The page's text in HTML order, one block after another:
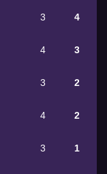
3 4
4 3
3 2
4 2
3 1